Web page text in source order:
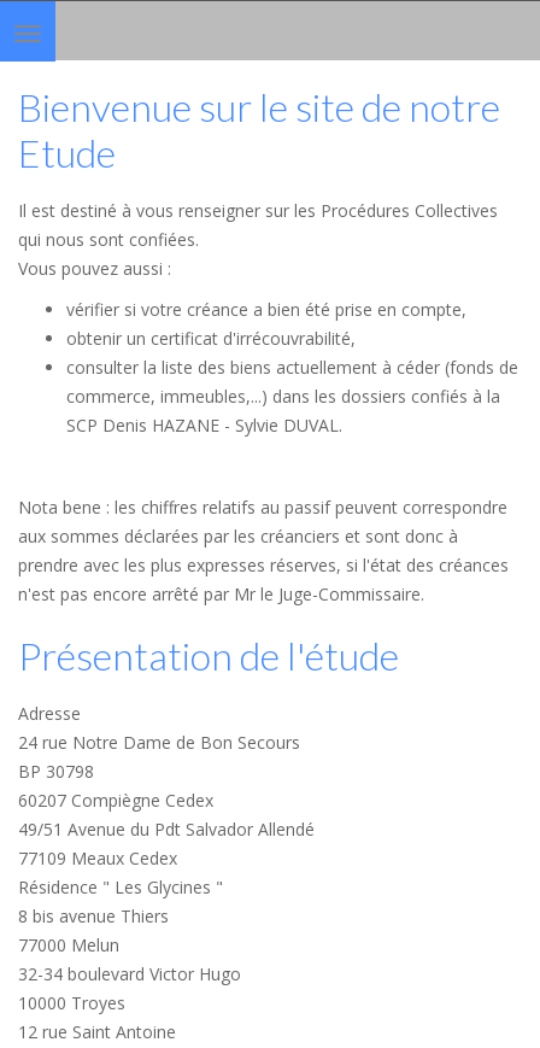
Toggle
navigation
Bienvenue sur le site de notre
Etude
Il est destiné à vous renseigner sur les Procédures Collectives
qui nous sont confiées.
Vous pouvez aussi :
vérifier si votre créance a bien été prise en compte,
obtenir un certificat d'irrécouvrabilité,
consulter la liste des biens actuellement à céder (fonds de
commerce, immeubles,...) dans les dossiers confiés à la
SCP Denis HAZANE - Sylvie DUVAL.
Nota bene : les chiffres relatifs au passif peuvent correspondre
aux sommes déclarées par les créanciers et sont donc à
prendre avec les plus expresses réserves, si l'état des créances
n'est pas encore arrêté par Mr le Juge-Commissaire.
Présentation de l'étude
Adresse
24 rue Notre Dame de Bon Secours
BP 30798
60207 Compiègne Cedex
49/51 Avenue du Pdt Salvador Allendé
77109 Meaux Cedex
Résidence " Les Glycines "
8 bis avenue Thiers
77000 Melun
32-34 boulevard Victor Hugo
10000 Troyes
12 rue Saint Antoine